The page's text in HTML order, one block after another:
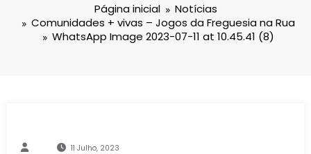
Página inicial
Notícias
Comunidades + vivas – Jogos da Freguesia na Rua
WhatsApp Image 2023-07-11 at 10.45.41 (8)
11 Julho, 2023